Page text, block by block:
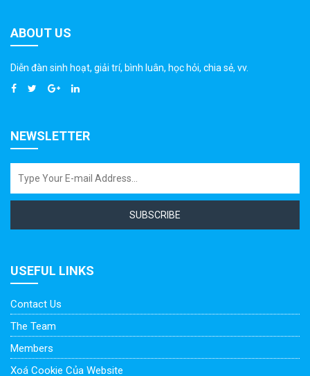
ABOUT US
Diễn đàn sinh hoạt, giải trí, bình luân, học hỏi, chia sẻ, vv.
NEWSLETTER
SUBSCRIBE
USEFUL LINKS
Contact Us
The Team
Members
Xoá Cookie Của Website